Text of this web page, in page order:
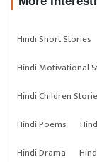
Hindi Short Stories
Hindi Motivational
Hindi Children
Hindi Poems
Hindi Drama